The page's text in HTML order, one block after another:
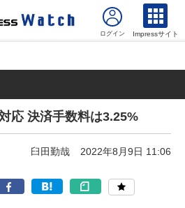
Impressサイト
応 決済手数料は3.25%
臼田勤哉 2022年8月9日 11:06